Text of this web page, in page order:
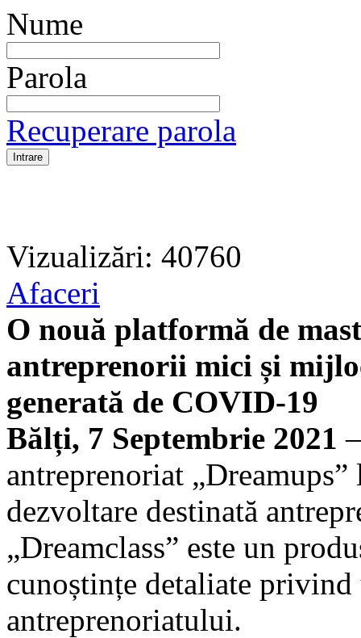
Nume
Parola
Recuperare parola
Vizualizări: 40760
Afaceri
O nouă platformă de
antreprenorii mici și
generată de COVID-19
Bălți, 7 Septembrie 2021
antreprenoriat
dezvoltare destinată
„Dreamclass” este un
cunoștințe detaliate
antreprenoriatului.